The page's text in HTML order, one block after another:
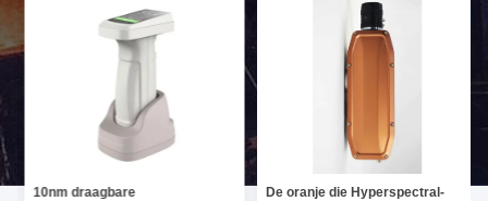
10nm draagbare
De oranje die Hyperspectral-